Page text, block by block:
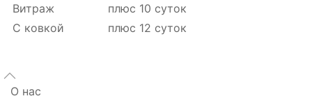
Витраж
плюс 10 суток
С ковкой
плюс 12 суток
О нас